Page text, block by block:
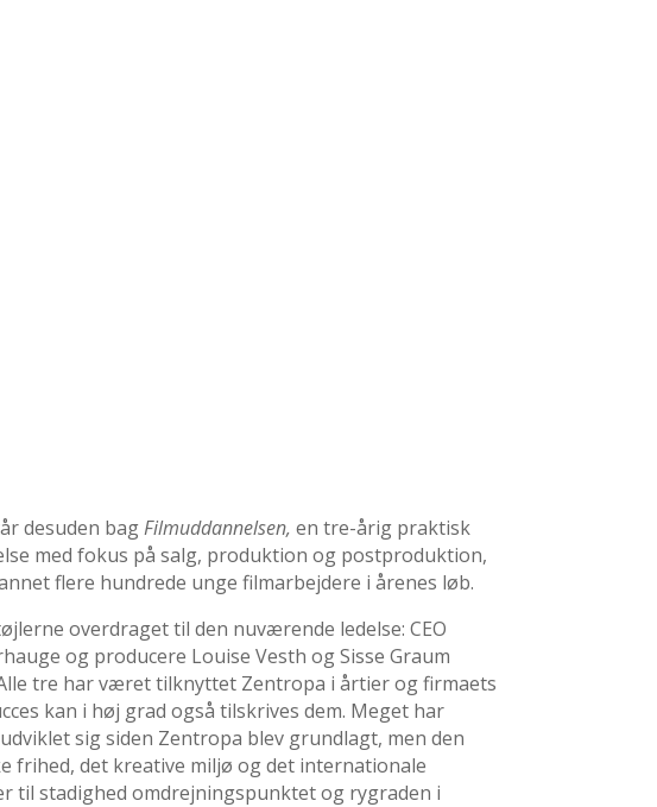
desuden bagFilmuddannelsen, en tre-årig praktisk
med fokus på salg, produktion og postproduktion,
flere hundrede unge filmarbejdere i årenes løb.
overdraget til den nuværende ledelse: CEO
og producere Louise Vesth og Sisse Graum
tre har været tilknyttet Zentropa i årtier og firmaets
kan i høj grad også tilskrives dem. Meget har
sig siden Zentropa blev grundlagt, men den
frihed, det kreative miljø og det internationale
til stadighed omdrejningspunktet og rygraden i